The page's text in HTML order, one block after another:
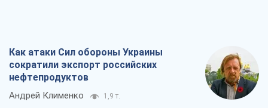
Как атаки Сил обороны Украины
сократили экспорт российских
нефтепродуктов
Андрей Клименко 1,9 т.